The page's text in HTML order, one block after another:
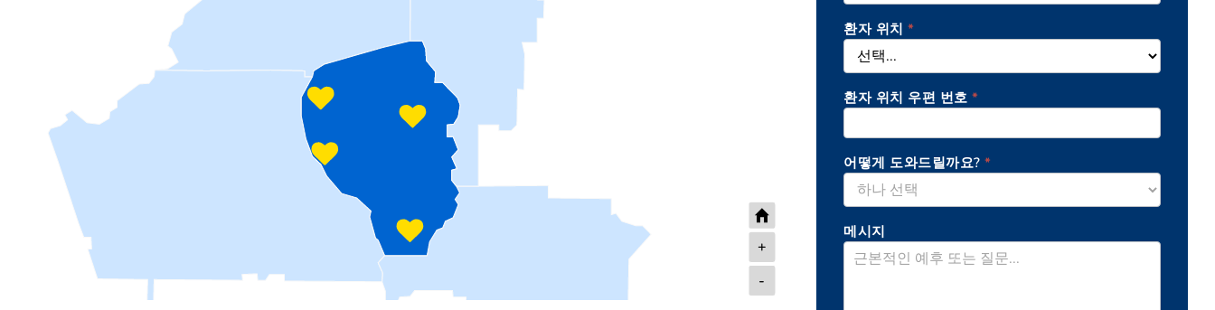
+
-
환자 위치*
환자 위치 우편 번호*
어떻게 도와드릴까요?*
메시지